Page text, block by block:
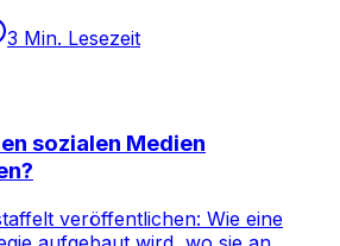
3 Min. Lesezeit
sozialen Medien
veröffentlichen: Wie eine